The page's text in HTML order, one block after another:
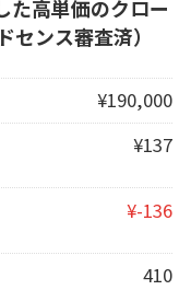
た高単価のクロー
ンス審査済）
¥190,000
¥137
¥-136
410